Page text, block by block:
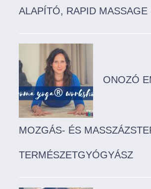
ALAPÍTÓ, RAPID MASSAGE
ONOZÓ
MOZGÁS- ÉS
TERMÉSZETGYÓGYÁSZ